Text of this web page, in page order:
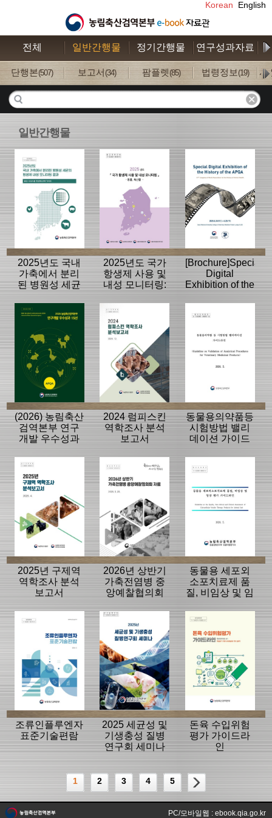
Korean English
전체 일반간행물 정기간행물 연구성과자료
단행본(507) 보고서 (34) 팜플렛 (85) 법령정보(19) 사
일반간행물
2025년도 국내
가축에서 분리
된 병원성 세균
모니터링 결과
2025년도 국가
항생제 사용 및
내성 모니터링:
[Brochure]Special
Digital
Exhibition of the
APQA
(2026) 농림축산
검역본부 연구
개발 우수성과
2024 럼피스킨
역학조사 분석
보고서
동물용의약품등
시험방법 밸리
데이션 가이드
2025년 구제역
역학조사 분석
보고서
2026년 상반기
가축전염병 중
앙예찰협의회
동물용 세포외
소포치료제 품
질, 비임상 및 임
라인
조류인플루엔자
표준기술편람
2025 세균성 및
기생충성 질병
연구회 세미나
돈육 수입위험
평가 가이드라
인
1 2 3 4 5
PC/모바일웹 : ebook.qia.go.kr